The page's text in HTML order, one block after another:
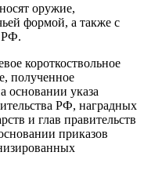
оружие,
формой, а также с
РФ.
короткоствольное
полученное
основании указа
РФ, наградных
и глав правительств
приказов